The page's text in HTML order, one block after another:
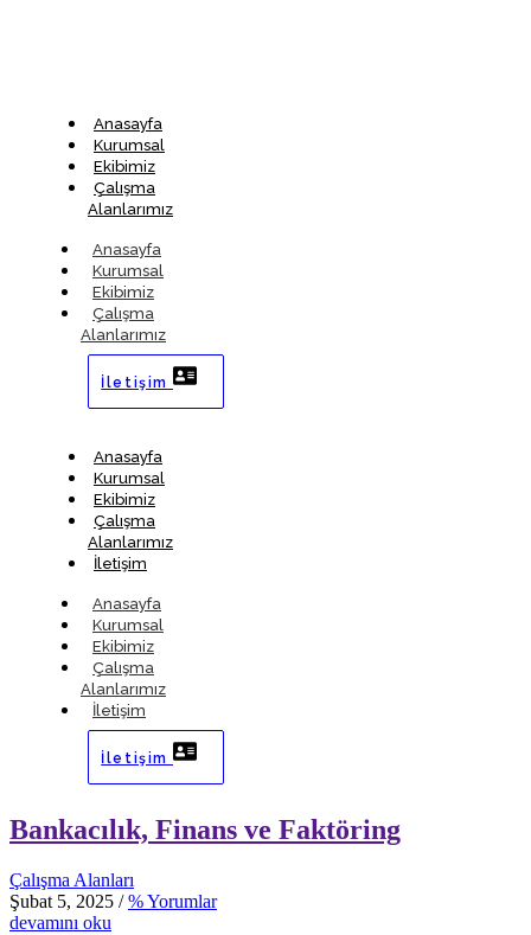
Anasayfa
Kurumsal
Ekibimiz
Çalışma
Alanlarımız
Anasayfa
Kurumsal
Ekibimiz
Çalışma
Alanlarımız
İletişim
Anasayfa
Kurumsal
Ekibimiz
Çalışma
Alanlarımız
İletişim
Anasayfa
Kurumsal
Ekibimiz
Çalışma
Alanlarımız
İletişim
İletişim
Bankacılık, Finans ve Faktöring
Çalışma Alanları
Şubat 5, 2025 / % Yorumlar
devamını oku